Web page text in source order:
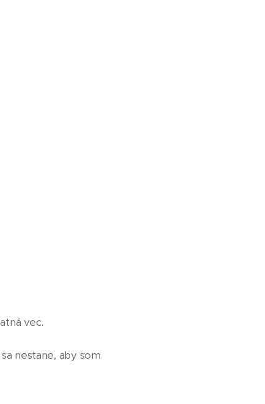
vec.
nestane, aby som